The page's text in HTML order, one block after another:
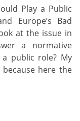
Play a Public
Europe’s Bad
at the issue in
a normative
public role? My
here the